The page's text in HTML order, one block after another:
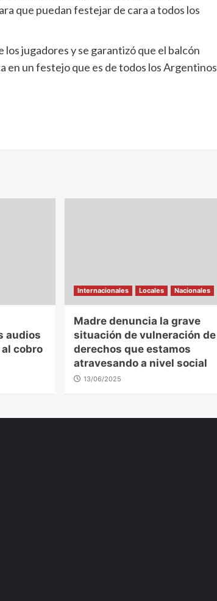
que puedan festejar de cara a todos los
los jugadores y se garantizó que el balcón
en un festejo que es de todos los Argentinos
audios
cobro
Internacionales Locales Nacionales
Madre denuncia la grave
situación de vulneración de
derechos que estamos
atravesando a nivel social
13/06/2025